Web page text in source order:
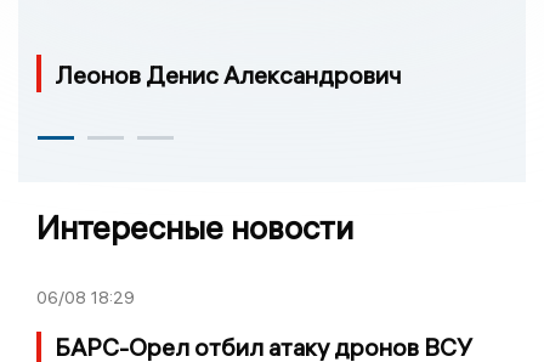
Леонов Денис Александрович
Интересные новости
06/08 18:29
БАРС-Орел отбил атаку дронов ВСУ